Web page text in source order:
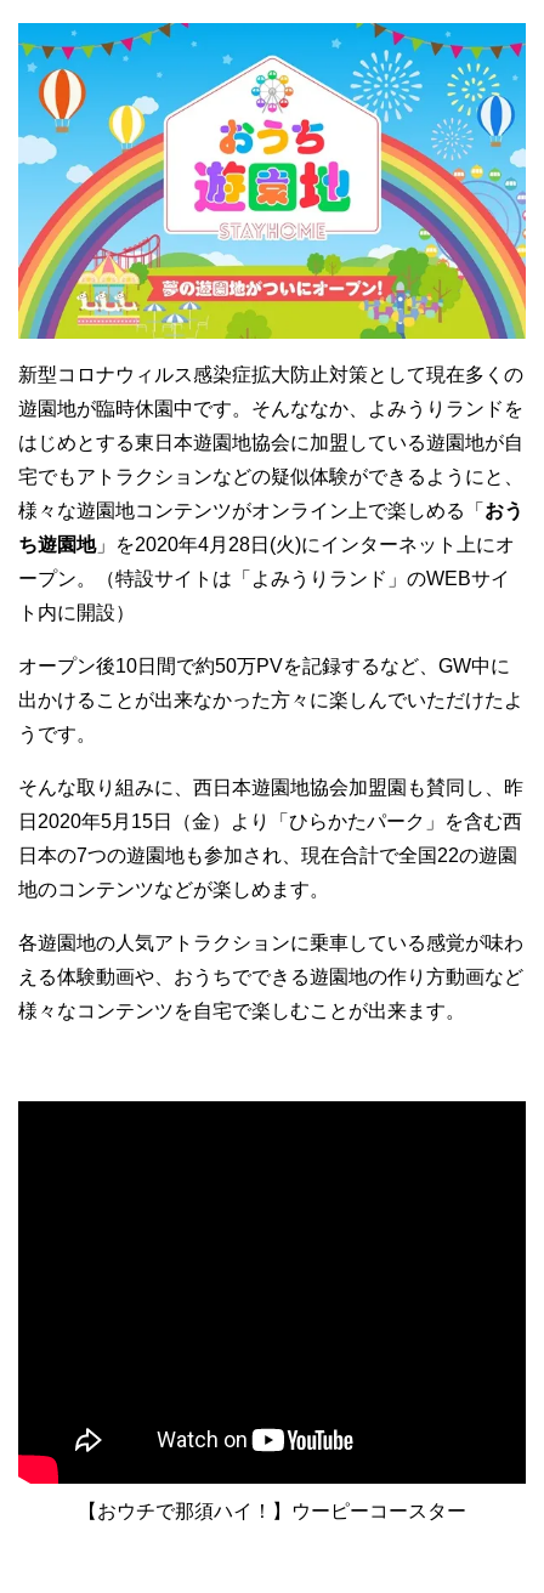
新型コロナウィルス感染症拡大防止対策として現在多くの
遊園地が臨時休園中です。そんななか、よみうりランドを
はじめとする東日本遊園地協会に加盟している遊園地が自
宅でもアトラクションなどの疑似体験ができるようにと、
様々な遊園地コンテンツがオンライン上で楽しめる「 おう
ち遊園地」を2020年4月28日(火)にインターネット上にオ
ープン。（特設サイトは「よみうりランド」のWEBサイ
ト内に開設）
オープン後10日間で約50万PVを記録するなど、GW中に
出かけることが出来なかった方々に楽しんでいただけたよ
うです。
そんな取り組みに、西日本遊園地協会加盟園も賛同し、昨
日2020年5月15日（金）より「ひらかたパーク」を含む西
日本の7つの遊園地も参加され、現在合計で全国22の遊園
地のコンテンツなどが楽しめます。
各遊園地の人気アトラクションに乗車している感覚が味わ
える体験動画や、おうちでできる遊園地の作り方動画など
様々なコンテンツを自宅で楽しむことが出来ます。
【おウチで那須ハイ！】ウーピーコースター